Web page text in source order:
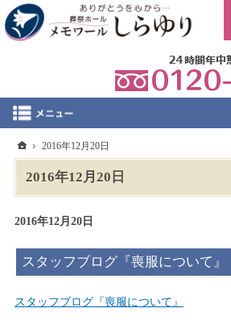
2016年12月20日
2016年12月20日
スタッフブログ『喪服について』
スタッフブログ『喪服について』
ホーム
2016年12月20日